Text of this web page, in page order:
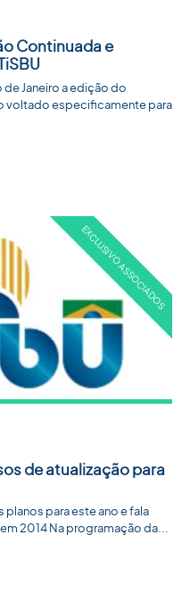
Continuada e
de Janeiro a edição do
voltado especificamente para
de atualização para
para este ano e fala
2014 Na programação da...